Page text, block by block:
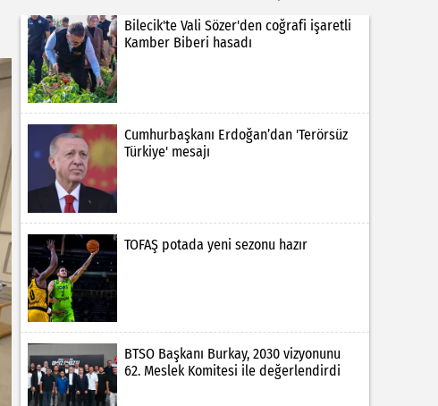
Bilecik'te Vali Sözer'den coğrafi işaretli
Kamber Biberi hasadı
Cumhurbaşkanı Erdoğan’dan 'Terörsüz
Türkiye' mesajı
TOFAŞ potada yeni sezonu hazır
BTSO Başkanı Burkay, 2030 vizyonunu
62. Meslek Komitesi ile değerlendirdi